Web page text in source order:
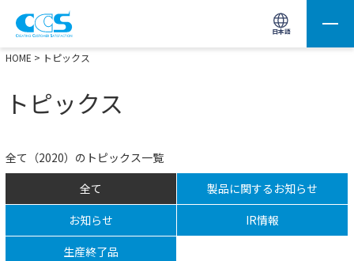
日本語
画像処理用の製品検索 サイト内検索(Enterで実行)
HOME > トピックス
トピックス
全て（2020）のトピックス一覧
全て
製品に関するお知らせ
お知らせ
IR情報
生産終了品